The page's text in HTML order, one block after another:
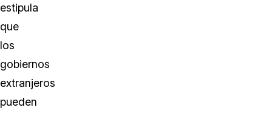
estipula
que
los
gobiernos
extranjeros
pueden